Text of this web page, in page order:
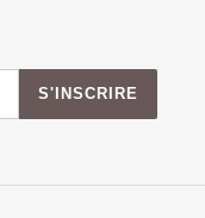
S'INSCRIRE